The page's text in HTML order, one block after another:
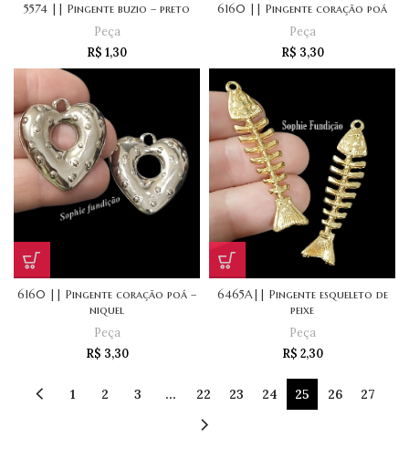
5574 || Pingente buzio – preto
Peça
R$ 1,30
6160 || Pingente coração poá
Peça
R$ 3,30
6160 || Pingente coração poá –
niquel
Peça
R$ 3,30
6465A|| Pingente esqueleto de
peixe
Peça
R$ 2,30
1 2 3 … 22 23 24 25 26 27